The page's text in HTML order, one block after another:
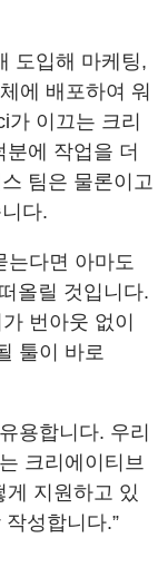
도입해 마케팅,
에 배포하여 워
이끄는 크리
에 작업을 더
팀은 물론이고
다.
는다면 아마도
올릴 것입니다.
번아웃 없이
툴이 바로
용합니다. 우리
크리에이티브
게 지원하고 있
성합니다.”